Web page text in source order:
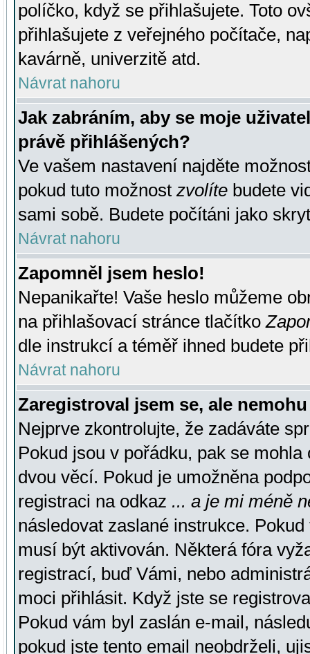
políčko, když se přihlašujete. Toto
přihlašujete z veřejného počítače,
kavárně, univerzitě atd.
Návrat nahoru
Jak zabráním, aby se moje
právě přihlášených?
Ve vašem nastavení najděte
pokud tuto možnost zvolíte budete
sami sobě. Budete počítáni jako
Návrat nahoru
Zapomněl jsem heslo!
Nepanikařte! Vaše heslo můžeme
na přihlašovací stránce tlačítko
dle instrukcí a téměř ihned budete
Návrat nahoru
Zaregistroval jsem se, ale
Nejprve zkontrolujte, že zadáváte
Pokud jsou v pořádku, pak se
dvou věcí. Pokud je umožněna
registraci na odkaz ... a je mi méně
následovat zaslané instrukce.
musí být aktivován. Některá fóra
registrací, buď Vámi, nebo
moci přihlásit. Když jste se
Pokud vám byl zaslán e-mail,
pokud jste tento email neobdrželi,